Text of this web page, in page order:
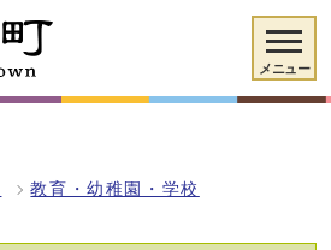
メニュー
教育・幼稚園・学校